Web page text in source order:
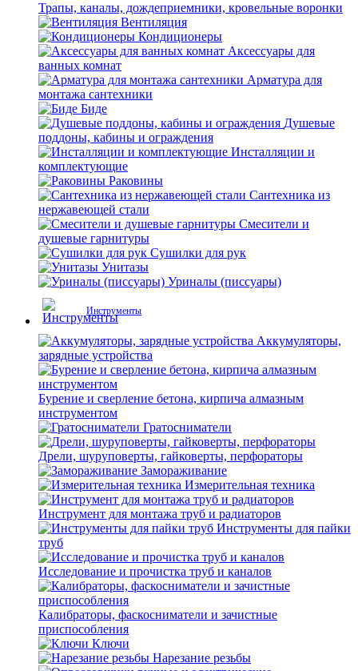
Трапы, каналы, дождеприемники, кровельные воронки
Вентиляция
Кондиционеры
Аксессуары для
ванных комнат
Арматура для
монтажа сантехники
Биде
Душевые
поддоны, кабины и ограждения
Инсталляции и
комплектующие
Раковины
Сантехника из
нержавеющей стали
Смесители и
душевые гарнитуры
Сушилки для рук
Унитазы
Уриналы (писсуары)
Инструменты
Аккумуляторы,
зарядные устройства
Бурение и сверление бетона, кирпича алмазным
инструментом
Гратосниматели
Дрели, шуруповерты, гайковерты, перфораторы
Замораживание
Измерительная техника
Инструмент для монтажа труб и радиаторов
Инструменты для пайки
труб
Исследование и прочистка труб и каналов
Калибраторы, фаскосниматели и зачистные
приспособления
Ключи
Нарезание резьбы